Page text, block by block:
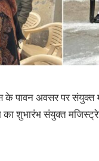
पावन अवसर पर संयुक्त
शुभारंभ संयुक्त